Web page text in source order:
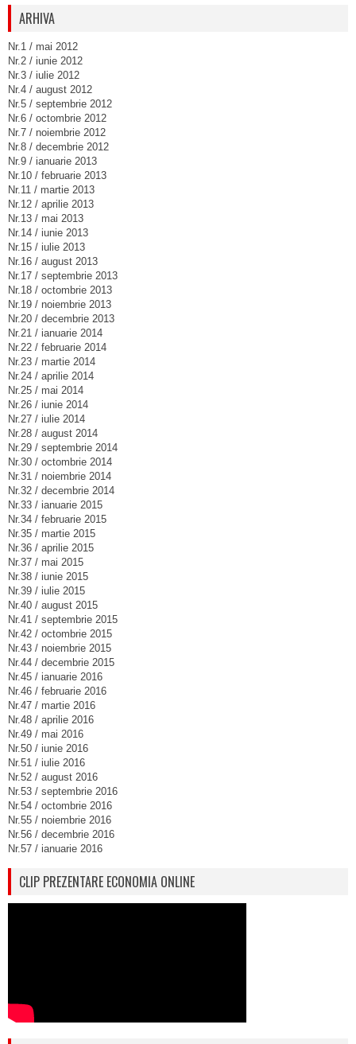
ARHIVA
Nr.1 / mai 2012
Nr.2 / iunie 2012
Nr.3 / iulie 2012
Nr.4 / august 2012
Nr.5 / septembrie 2012
Nr.6 / octombrie 2012
Nr.7 / noiembrie 2012
Nr.8 / decembrie 2012
Nr.9 / ianuarie 2013
Nr.10 / februarie 2013
Nr.11 / martie 2013
Nr.12 / aprilie 2013
Nr.13 / mai 2013
Nr.14 / iunie 2013
Nr.15 / iulie 2013
Nr.16 / august 2013
Nr.17 / septembrie 2013
Nr.18 / octombrie 2013
Nr.19 / noiembrie 2013
Nr.20 / decembrie 2013
Nr.21 / ianuarie 2014
Nr.22 / februarie 2014
Nr.23 / martie 2014
Nr.24 / aprilie 2014
Nr.25 / mai 2014
Nr.26 / iunie 2014
Nr.27 / iulie 2014
Nr.28 / august 2014
Nr.29 / septembrie 2014
Nr.30 / octombrie 2014
Nr.31 / noiembrie 2014
Nr.32 / decembrie 2014
Nr.33 / ianuarie 2015
Nr.34 / februarie 2015
Nr.35 / martie 2015
Nr.36 / aprilie 2015
Nr.37 / mai 2015
Nr.38 / iunie 2015
Nr.39 / iulie 2015
Nr.40 / august 2015
Nr.41 / septembrie 2015
Nr.42 / octombrie 2015
Nr.43 / noiembrie 2015
Nr.44 / decembrie 2015
Nr.45 / ianuarie 2016
Nr.46 / februarie 2016
Nr.47 / martie 2016
Nr.48 / aprilie 2016
Nr.49 / mai 2016
Nr.50 / iunie 2016
Nr.51 / iulie 2016
Nr.52 / august 2016
Nr.53 / septembrie 2016
Nr.54 / octombrie 2016
Nr.55 / noiembrie 2016
Nr.56 / decembrie 2016
Nr.57 / ianuarie 2016
CLIP PREZENTARE ECONOMIA ONLINE